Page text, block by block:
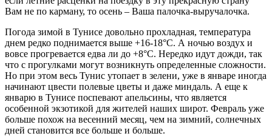
Вам не по карману, то осень – Ваша палочка-выручалочка.
Погода зимой в Тунисе довольно прохладная, температура
днем редко поднимается выше +16-18°C. А ночью воздух и
вовсе прогревается едва ли до +8°C. Нередко идут дожди, так
что с прогулками могут возникнуть определенные сложности.
Но при этом весь Тунис утопает в зелени, уже в январе иногда
начинают цвести полевые цветы и даже миндаль. А еще к
январю в Тунисе поспевают апельсины, что является
особенной экзотикой для жителей наших широт. Февраль уже
больше похож на весенний месяц, чем на зимний, солнечных
дней становится все больше и больше.